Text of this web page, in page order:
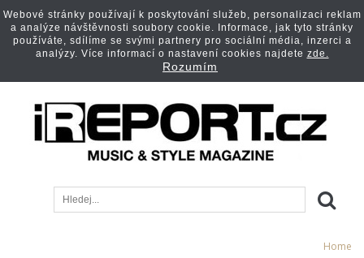
Home
Webové stránky používají k poskytování služeb, personalizaci reklam
a analýze návštěvnosti soubory cookie. Informace, jak tyto stránky
používáte, sdílíme se svými partnery pro sociální média, inzerci a
analýzy. Více informací o nastavení cookies najdete zde.
Rozumím